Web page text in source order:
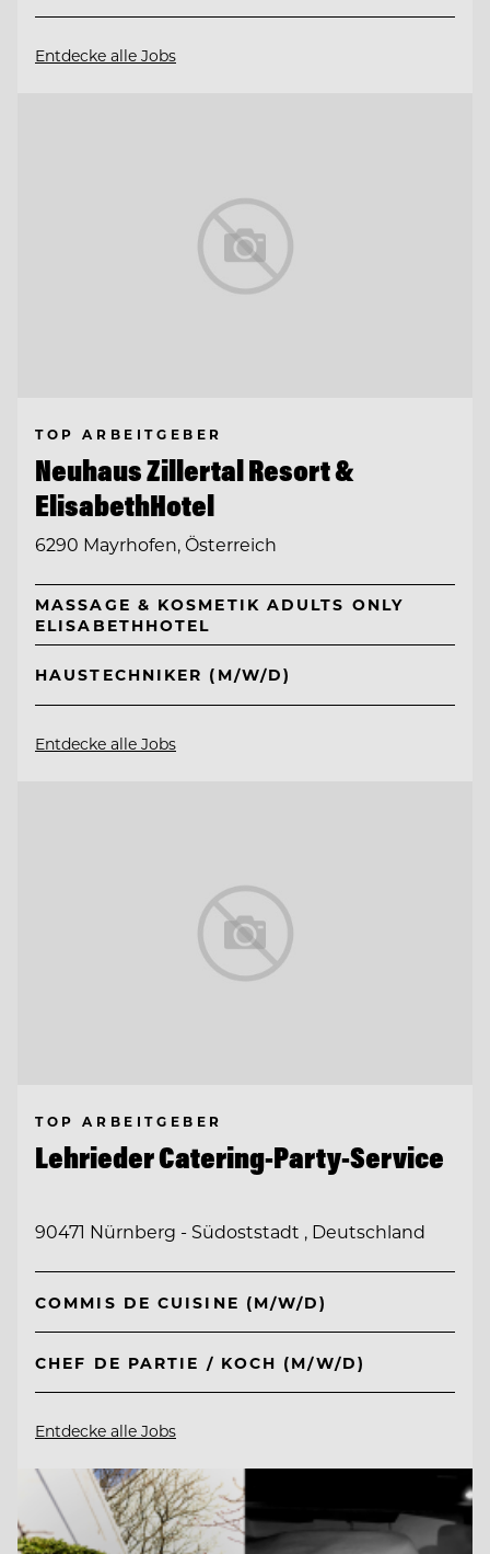
Entdecke alle Jobs
TOP ARBEITGEBER
Neuhaus Zillertal Resort &
ElisabethHotel
6290 Mayrhofen, Österreich
MASSAGE & KOSMETIK ADULTS ONLY
ELISABETHHOTEL
HAUSTECHNIKER (M/W/D)
Entdecke alle Jobs
TOP ARBEITGEBER
Lehrieder Catering-Party-Service
90471 Nürnberg - Südoststadt , Deutschland
COMMIS DE CUISINE (M/W/D)
CHEF DE PARTIE / KOCH (M/W/D)
Entdecke alle Jobs